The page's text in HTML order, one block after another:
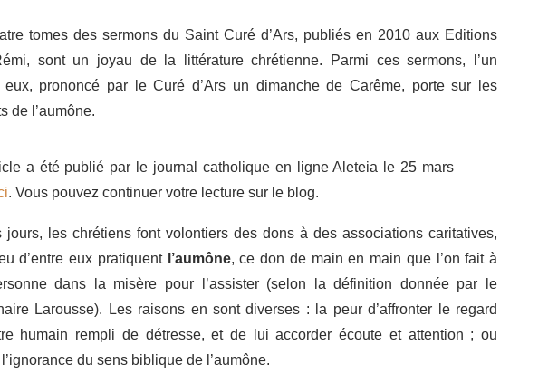
tomes des sermons du Saint Curé d’Ars, publiés en 2010 aux Editions
sont un joyau de la littérature chrétienne. Parmi ces sermons, l’un
eux, prononcé par le Curé d’Ars un dimanche de Carême, porte sur les
de l’aumône.
a été publié par le journal catholique en ligne Aleteia le 25 mars
. Vous pouvez continuer votre lecture sur le blog.
jours, les chrétiens font volontiers des dons à des associations caritatives,
d’entre eux pratiquent l’aumône, ce don de main en main que l’on fait à
dans la misère pour l’assister (selon la définition donnée par le
Larousse). Les raisons en sont diverses : la peur d’affronter le regard
humain rempli de détresse, et de lui accorder écoute et attention ; ou
du sens biblique de l’aumône.